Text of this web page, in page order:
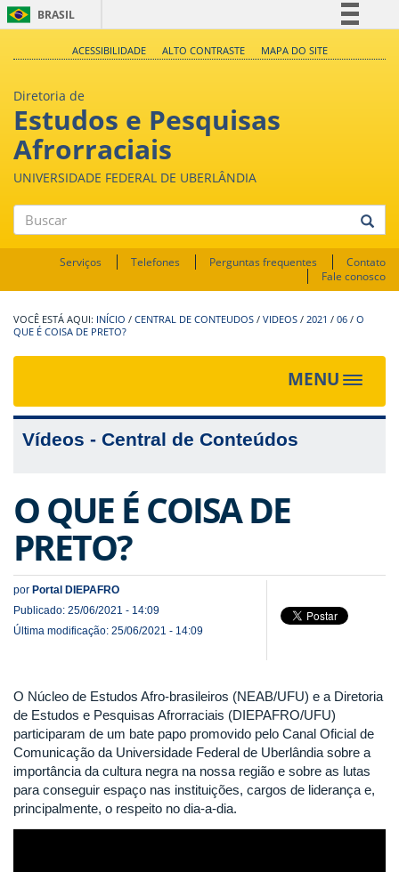
BRASIL
Acesso à informação
ACESSIBILIDADE ALTO CONTRASTE MAPA DO SITE
Diretoria de
Estudos e Pesquisas
Afrorraciais
UNIVERSIDADE FEDERAL DE UBERLÂNDIA
Buscar
Serviços Telefones Perguntas frequentes
Contato
Fale conosco
INÍCIO / CENTRAL DE CONTEUDOS / VIDEOS / 2021 / 06 / O
QUE É COISA DE PRETO?
MENU
Toggle
Vídeos - Central de Conteúdos
O QUE É COISA DE
PRETO?
por Portal DIEPAFRO
Publicado: 25/06/2021 - 14:09
Última modificação: 25/06/2021 - 14:09
O Núcleo de Estudos Afro-brasileiros (NEAB/UFU) e a Diretoria
de Estudos e Pesquisas Afrorraciais (DIEPAFRO/UFU)
participaram de um bate papo promovido pelo Canal Oficial de
Comunicação da Universidade Federal de Uberlândia sobre a
importância da cultura negra na nossa região e sobre as lutas
para conseguir espaço nas instituições, cargos de liderança e,
principalmente, o respeito no dia-a-dia.